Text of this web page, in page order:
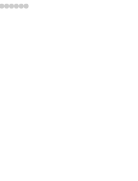
Recenzje ogółem: 83